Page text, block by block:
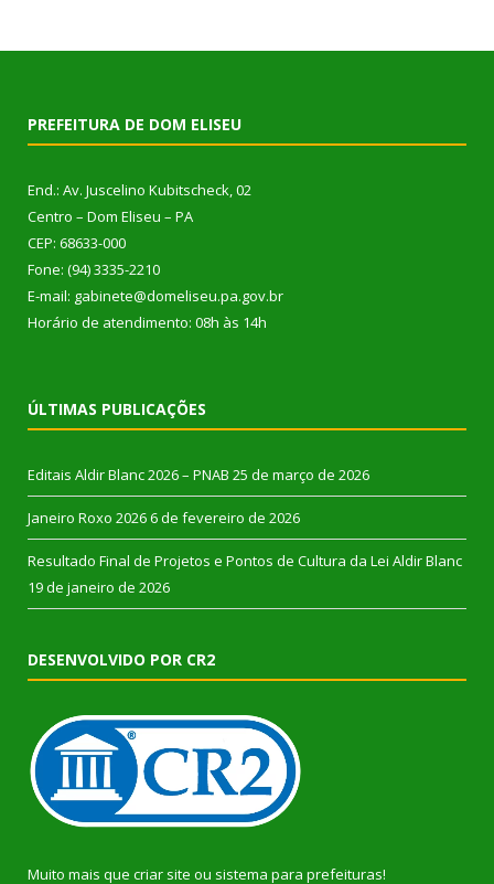
PREFEITURA DE DOM ELISEU
End.: Av. Juscelino Kubitscheck, 02
Centro – Dom Eliseu – PA
CEP: 68633-000
Fone: (94) 3335-2210
E-mail: gabinete@domeliseu.pa.gov.br
Horário de atendimento: 08h às 14h
ÚLTIMAS PUBLICAÇÕES
Editais Aldir Blanc 2026 – PNAB 25 de março de 2026
Janeiro Roxo 2026 6 de fevereiro de 2026
Resultado Final de Projetos e Pontos de Cultura da Lei Aldir Blanc
19 de janeiro de 2026
DESENVOLVIDO POR CR2
Muito mais que criar site ou sistema para prefeituras!